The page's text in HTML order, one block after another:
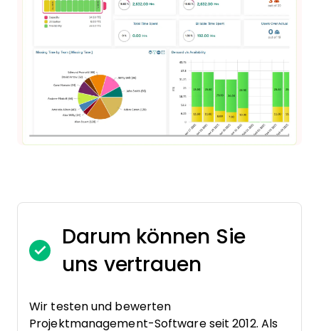
Darum können Sie
uns vertrauen
Wir testen und bewerten
Projektmanagement-Software seit 2012. Als